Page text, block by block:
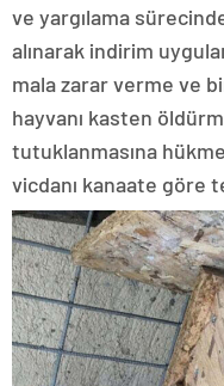
ve yargılama
alınarak indirim
mala zarar verme ve
hayvanı kasten
tutuklanmasına
vicdanı kanaate göre